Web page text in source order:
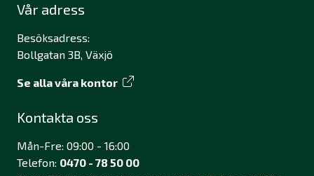
Vår adress
Besöksadress:
Bollgatan 3B, Växjö
Se alla våra kontor
Kontakta oss
Mån-Fre: 09:00 - 16:00
Telefon: 0470 - 78 50 00